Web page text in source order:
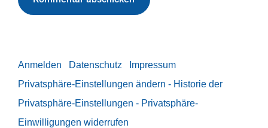
Anmelden Datenschutz
Impressum
Privatsphäre-Einstellungen ändern - Historie der
Privatsphäre-Einstellungen - Privatsphäre-
Einwilligungen widerrufen